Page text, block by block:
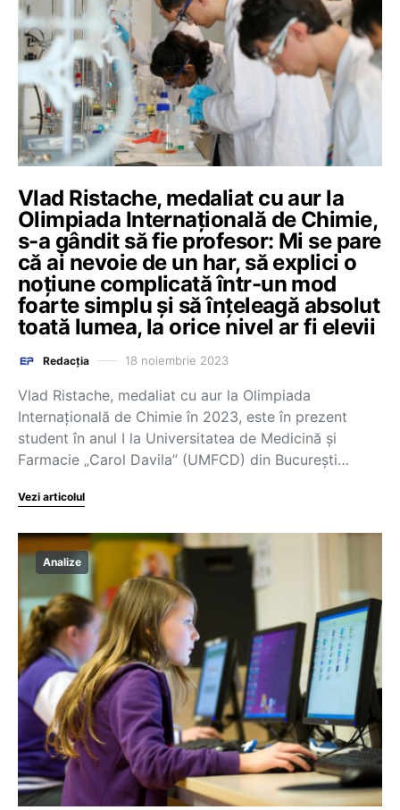
Vlad Ristache, medaliat cu aur la
Olimpiada Internațională de Chimie,
s-a gândit să fie profesor: Mi se pare
că ai nevoie de un har, să explici o
noțiune complicată într-un mod
foarte simplu și să înțeleagă absolut
toată lumea, la orice nivel ar fi elevii
Redacția 18 noiembrie 2023
Vlad Ristache, medaliat cu aur la Olimpiada
Internațională de Chimie în 2023, este în prezent
student în anul I la Universitatea de Medicină și
Farmacie „Carol Davila” (UMFCD) din București…
Vezi articolul
Analize